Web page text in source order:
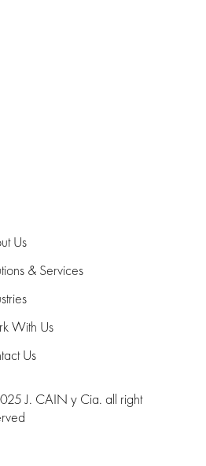
Us
& Services
With Us
Us
J. CAIN y Cia. all right